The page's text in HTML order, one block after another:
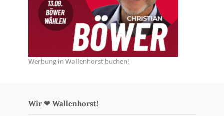
Werbung in Wallenhorst buchen!
Wir ❤ Wallenhorst!